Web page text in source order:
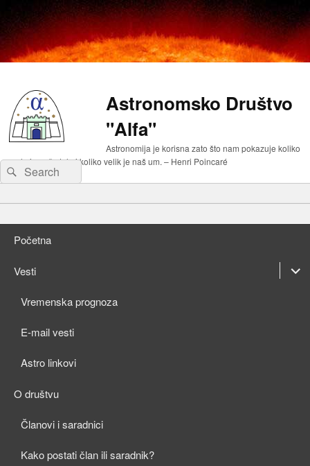
Astronomsko Društvo
"Alfa"
Astronomija je korisna zato što nam pokazuje koliko
malo je naše telo i koliko velik je naš um. – Henri Poincaré
Search
for:
Search
menuSkip
content
Skip
to
Početna
Vesti
Vremenska prognoza
E-mail vesti
Astro linkovi
O društvu
Članovi i saradnici
Kako postati član ili saradnik?